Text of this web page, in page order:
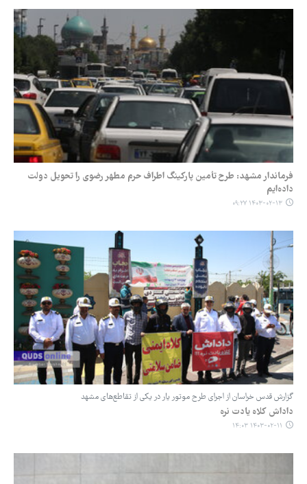
فرماندار مشهد: طرح تأمین پارکینگ اطراف حرم مطهر رضوی را تحویل دولت
داده‌ایم
۱۴۰۳-۰۲-۱۳ ۰۹:۲۷
گزارش قدس خراسان از اجرای طرح موتور یار در یکی از تقاطع‌های مشهد
داداش کلاه یادت نره
۱۴۰۳-۰۲-۱۱ ۱۴:۰۳